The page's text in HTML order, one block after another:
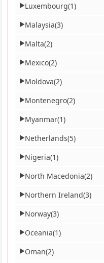
▶Luxembourg(1)
▶Malaysia(3)
▶Malta(2)
▶Mexico(2)
▶Moldova(2)
▶Montenegro(2)
▶Myanmar(1)
▶Netherlands(5)
▶Nigeria(1)
▶North Macedonia(2)
▶Northern Ireland(3)
▶Norway(3)
▶Oceania(1)
▶Oman(2)